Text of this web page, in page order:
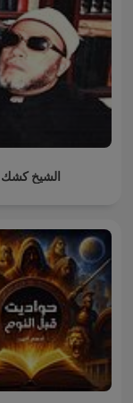
الشيخ كشك